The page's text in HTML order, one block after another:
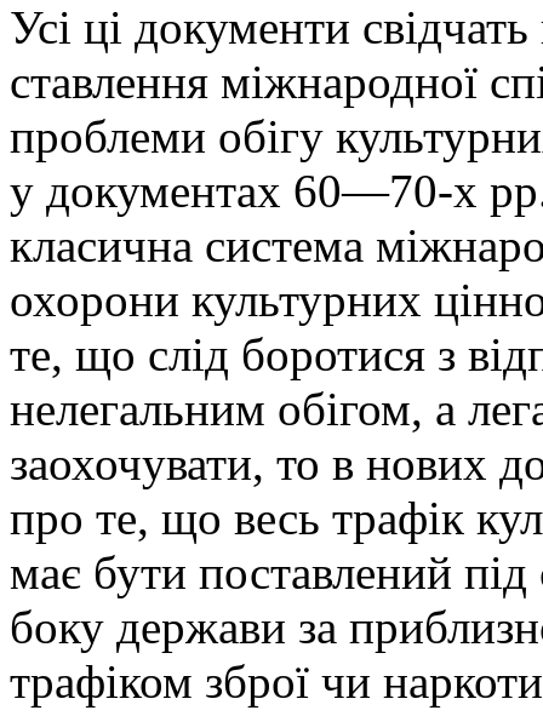
Усі ці документи
ставлення міжнародної
проблеми обігу
у документах 60—70-х
класична система
охорони культурних
те, що слід боротися з
нелегальним обігом, а
заохочувати, то в нових
про те, що весь трафік
має бути поставлений
боку держави за
трафіком зброї чи